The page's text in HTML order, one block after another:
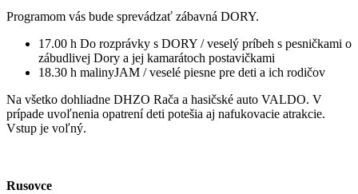
Programom vás bude sprevádzať zábavná DORY.
17.00 h Do rozprávky s DORY / veselý príbeh s pesničkami o
zábudlivej Dory a jej kamarátoch postavičkami
18.30 h malinyJAM / veselé piesne pre deti a ich rodičov
Na všetko dohliadne DHZO Rača a hasičské auto VALDO. V
prípade uvoľnenia opatrení deti potešia aj nafukovacie atrakcie.
Vstup je voľný.
Rusovce